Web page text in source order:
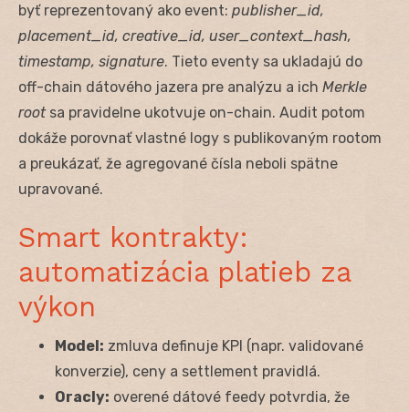
byť reprezentovaný ako event: publisher_id,
placement_id, creative_id, user_context_hash,
timestamp, signature. Tieto eventy sa ukladajú do
off-chain dátového jazera pre analýzu a ich Merkle
rootsa pravidelne ukotvuje on-chain. Audit potom
dokáže porovnať vlastné logy s publikovaným rootom
a preukázať, že agregované čísla neboli spätne
upravované.
Smart kontrakty:
automatizácia platieb za
výkon
Model: zmluva definuje KPI (napr. validované
konverzie), ceny a settlement pravidlá.
Oracly: overené dátové feedy potvrdia, že